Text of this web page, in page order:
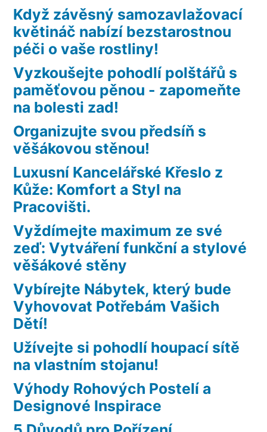
Když závěsný samozavlažovací
květináč nabízí bezstarostnou
péči o vaše rostliny!
Vyzkoušejte pohodlí polštářů s
paměťovou pěnou - zapomeňte
na bolesti zad!
Organizujte svou předsíň s
věšákovou stěnou!
Luxusní Kancelářské Křeslo z
Kůže: Komfort a Styl na
Pracovišti.
Vyždímejte maximum ze své
zeď: Vytváření funkční a stylové
věšákové stěny
Vybírejte Nábytek, který bude
Vyhovovat Potřebám Vašich
Dětí!
Užívejte si pohodlí houpací sítě
na vlastním stojanu!
Výhody Rohových Postelí a
Designové Inspirace